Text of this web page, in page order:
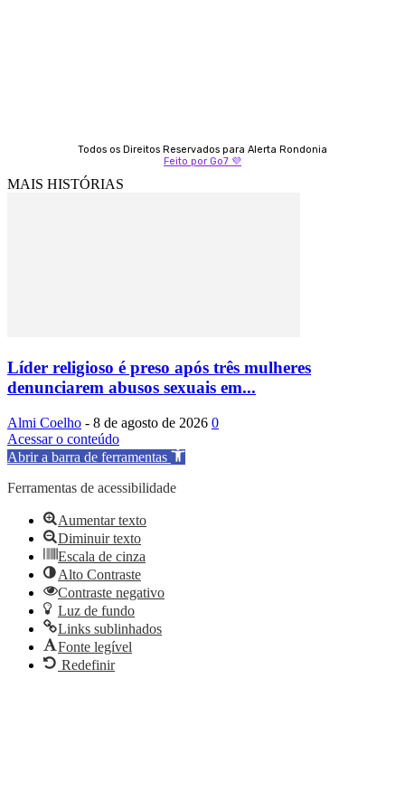
Todos os Direitos Reservados para Alerta Rondonia
Feito por Go7 💜
MAIS HISTÓRIAS
Líder religioso é preso após três mulheres
denunciarem abusos sexuais em...
Almi Coelho - 8 de agosto de 2026 0
Acessar o conteúdo
Abrir a barra de ferramentas
Ferramentas de acessibilidade
Aumentar texto
Diminuir texto
Escala de cinza
Alto Contraste
Contraste negativo
Luz de fundo
Links sublinhados
Fonte legível
Redefinir